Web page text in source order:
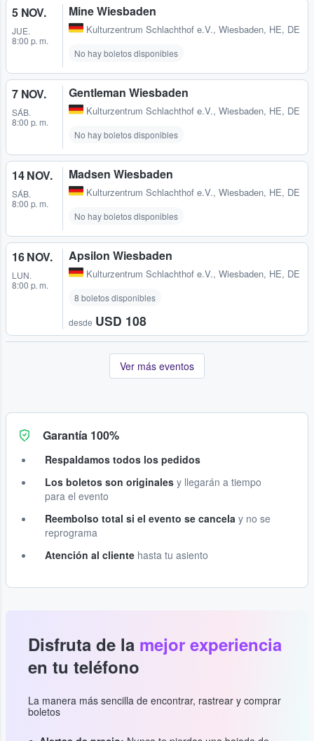
5 NOV.
JUE.
8:00 p. m.
Mine Wiesbaden
Kulturzentrum Schlachthof e.V., Wiesbaden, HE, DE
No hay boletos disponibles
7 NOV.
SÁB.
8:00 p. m.
Gentleman Wiesbaden
Kulturzentrum Schlachthof e.V., Wiesbaden, HE, DE
No hay boletos disponibles
14 NOV.
SÁB.
8:00 p. m.
Madsen Wiesbaden
Kulturzentrum Schlachthof e.V., Wiesbaden, HE, DE
No hay boletos disponibles
16 NOV.
LUN.
8:00 p. m.
Apsilon Wiesbaden
Kulturzentrum Schlachthof e.V., Wiesbaden, HE, DE
8 boletos disponibles
desde USD 108
Ver más eventos
Garantía 100%
Respaldamos todos los pedidos
Los boletos son originales y llegarán a tiempo
para el evento
Reembolso total si el evento se cancela y no se
reprograma
Atención al cliente hasta tu asiento
Disfruta de la mejor experiencia
en tu teléfono
La manera más sencilla de encontrar, rastrear y comprar
boletos